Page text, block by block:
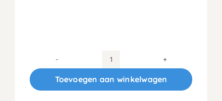
70x190
Koudschuim
Toevoegen aan winkelwagen